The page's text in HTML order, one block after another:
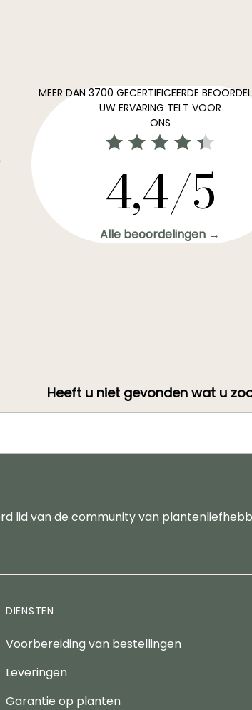
MEER DAN 3700 GECERTIFICEERDE
UW ERVARING TELT VOOR
ONS
4,4/5
Alle beoordelingen →
Heeft u niet gevonden wat u
lid van de community van
DIENSTEN
Voorbereiding van bestellingen
Leveringen
Garantie op planten